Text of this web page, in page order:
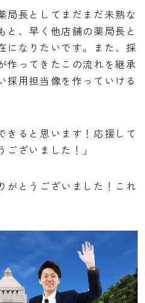
局長としてまだまだ未熟な
と、早く他店舗の薬局長と
になりたいです。また、採
作ってきたこの流れを継承
採用担当像を作っていける
きると思います！応援して
ざいました！」
がとうございました！これ